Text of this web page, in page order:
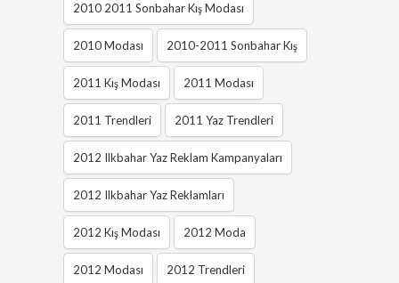
2010 2011 Sonbahar Kış Modası
2010 Modası 2010-2011 Sonbahar Kış
2011 Kış Modası 2011 Modası
2011 Trendleri 2011 Yaz Trendleri
2012 Ilkbahar Yaz Reklam Kampanyaları
2012 Ilkbahar Yaz Reklamları
2012 Kış Modası 2012 Moda
2012 Modası 2012 Trendleri